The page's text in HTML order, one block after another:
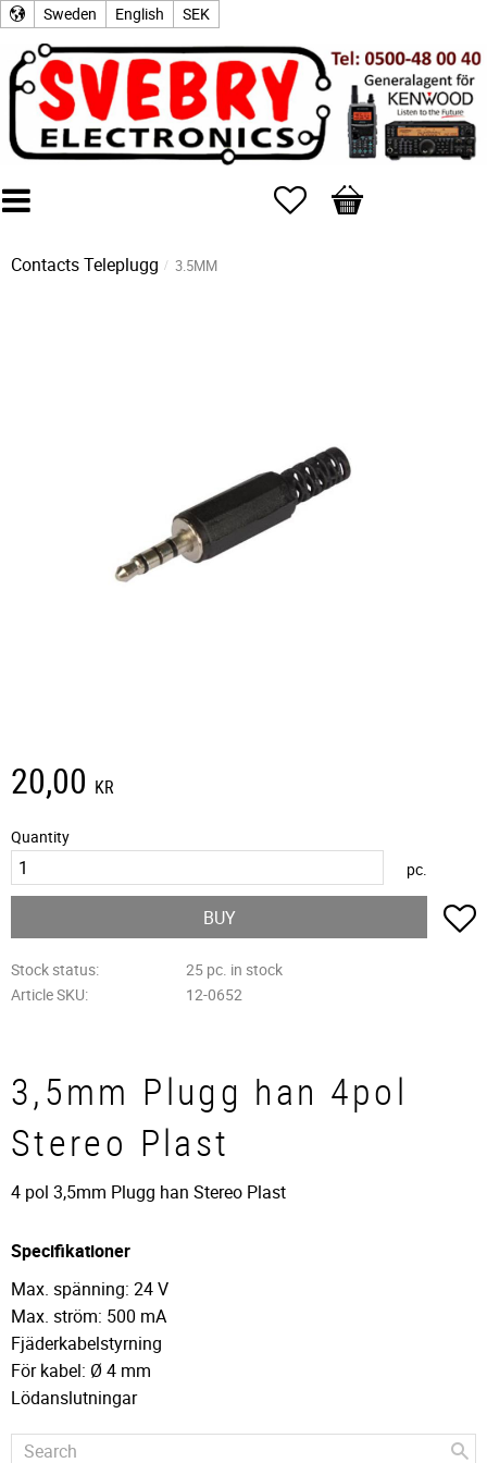
Sweden English SEK
Favorites
Basket
ContactsTeleplugg 3.5MM
20,00 KR
Quantity
pc.
BUY
Stock status
25 pc. in stock
Article SKU
12-0652
3,5mm Plugg han 4pol
Stereo Plast
4 pol 3,5mm Plugg han Stereo Plast
Specifikationer
Max. spänning: 24 V
Max. ström: 500 mA
Fjäderkabelstyrning
För kabel: Ø 4 mm
Lödanslutningar